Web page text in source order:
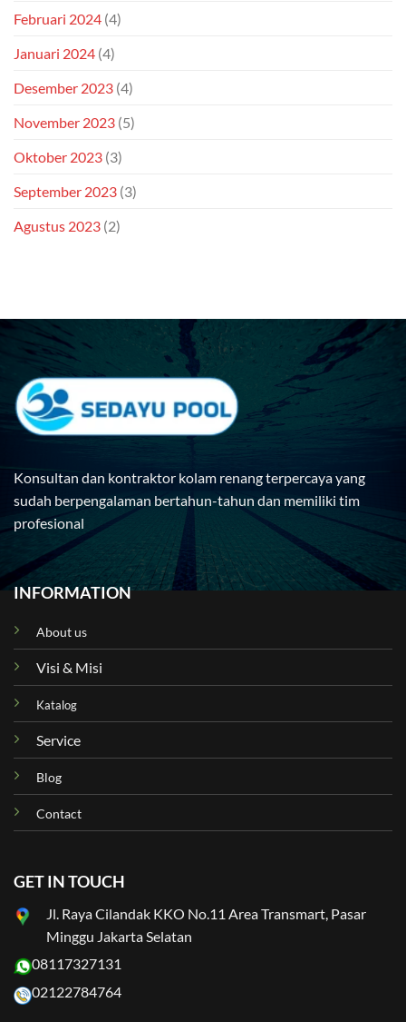
Februari 2024 (4)
Januari 2024 (4)
Desember 2023 (4)
November 2023 (5)
Oktober 2023 (3)
September 2023 (3)
Agustus 2023 (2)
Konsultan dan kontraktor kolam renang terpercaya yang
sudah berpengalaman bertahun-tahun dan memiliki tim
profesional
INFORMATION
About us
Visi & Misi
Katalog
Service
Blog
Contact
GET IN TOUCH
Jl. Raya Cilandak KKO No.11 Area Transmart, Pasar
Minggu Jakarta Selatan
08117327131
02122784764